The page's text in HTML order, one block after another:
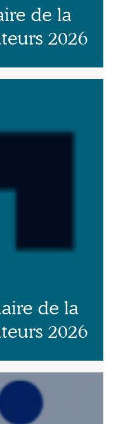
de la
2026
de la
2026